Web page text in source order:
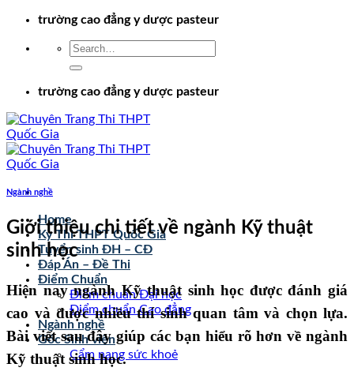
Chuyểntrường cao đẳng y dược pasteur
trường cao đẳng y dược pasteur
Home
Kỳ Thi THPT Quốc Gia
Tuyển sinh ĐH – CĐ
Đáp Án – Đề Thi
Điểm Chuẩn
Điểm chuẩn Đại học
Điểm chuẩn Cao đẳng
Ngành nghề
Góc Sinh viên
Cẩm nang sức khoẻ
Ngành nghề
Giới thiệu chi tiết về ngành Kỹ thuật
sinh học
Hiện nay ngành Kỹ thuật sinh học được đánh giá
cao và được nhiều thí sinh quan tâm và chọn lựa.
Bài viết sau đây giúp các bạn hiểu rõ hơn về ngành
Kỹ thuật sinh học.